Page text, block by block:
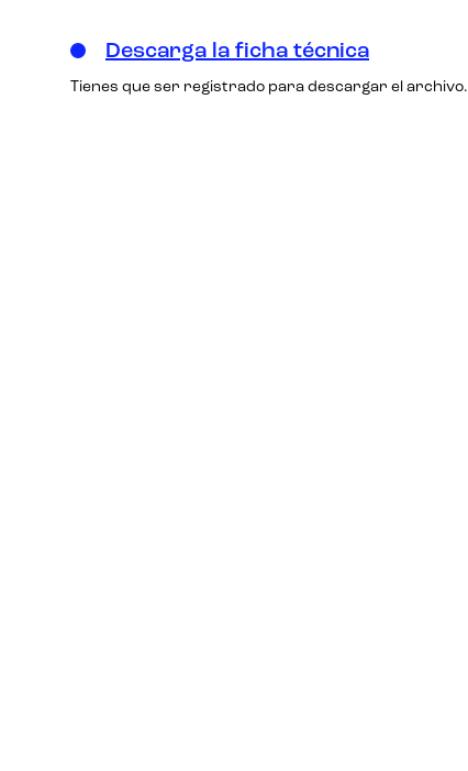
Descarga la ficha técnica
Tienes que ser registrado para descargar el archivo.